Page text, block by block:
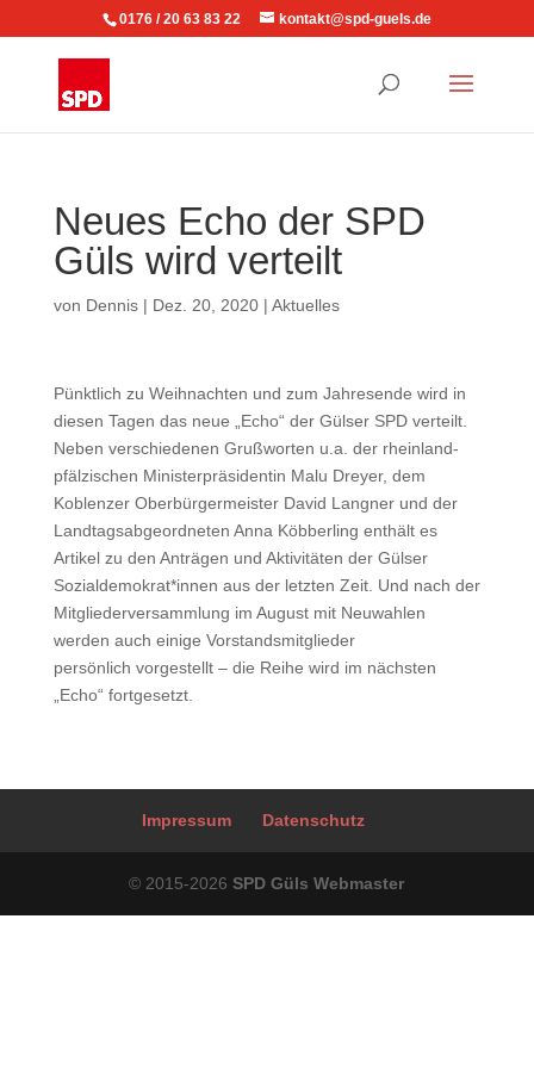
0176 / 20 63 83 22 kontakt@spd-guels.de
Neues Echo der SPD
Güls wird verteilt
von Dennis| Dez. 20, 2020| Aktuelles
Pünktlich zu Weihnachten und zum Jahresende wird in
diesen Tagen das neue „Echo“ der Gülser SPD verteilt.
Neben verschiedenen Grußworten u.a. der rheinland-
pfälzischen Ministerpräsidentin Malu Dreyer, dem
Koblenzer Oberbürgermeister David Langner und der
Landtagsabgeordneten Anna Köbberling enthält es
Artikel zu den Anträgen und Aktivitäten der Gülser
Sozialdemokrat*innen aus der letzten Zeit. Und nach der
Mitgliederversammlung im August mit Neuwahlen
werden auch einige Vorstandsmitglieder
persönlich vorgestellt – die Reihe wird im nächsten
„Echo“ fortgesetzt.
Impressum Datenschutz
© 2015-2026SPD Güls Webmaster